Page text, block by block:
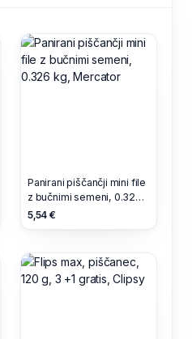
Panirani piščančji mini file
z bučnimi semeni, 0.326
kg, Mercator
5,54 €